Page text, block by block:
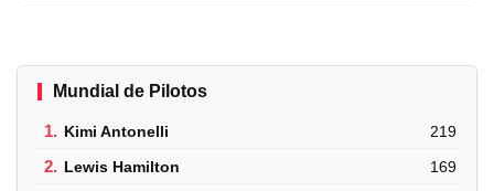
Mundial de Pilotos
1. Kimi Antonelli 219
2. Lewis Hamilton 169